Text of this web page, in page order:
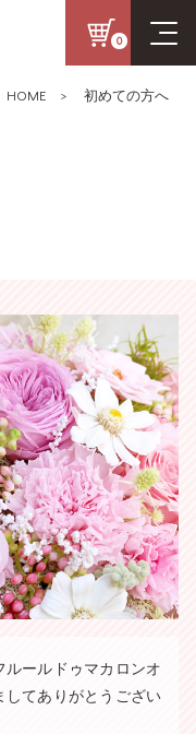
0
HOME> 初めての方へ
ールドゥマカロンオ
してありがとうござい